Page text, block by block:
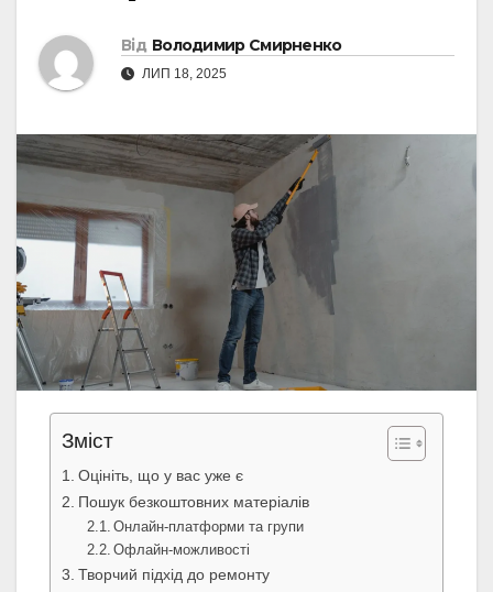
Від Володимир Смирненко
ЛИП 18, 2025
Зміст
Оцініть, що у вас уже є
Пошук безкоштовних матеріалів
Онлайн-платформи та групи
Офлайн-можливості
Творчий підхід до ремонту